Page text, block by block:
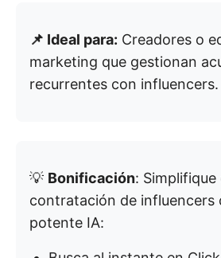
📌 Ideal para: Creadores o
marketing que gestionan
recurrentes con influencers.
💡 Bonificación:
contratación de influencers
potente IA: